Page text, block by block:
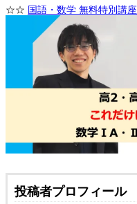
☆☆ 国語・数学 無料特別講座
投稿者プロフィール